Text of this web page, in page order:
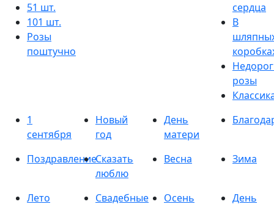
51 шт.
101 шт.
Розы
поштучно
сердца
В
розы
1
сентября
Новый
год
День
матери
ПоздравлениеСказать
люблю
Весна Зима
Лето
Свадебные
Осень
День